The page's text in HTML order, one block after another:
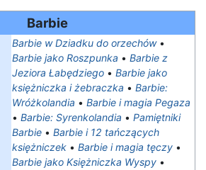
Barbie
Barbie w Dziadku do orzechów•
Barbie jako Roszpunka • Barbie z
Jeziora Łabędziego • Barbie jako
księżniczka i żebraczka • Barbie:
Wróżkolandia • Barbie i magia Pegaza
• Barbie: Syrenkolandia • Pamiętniki
Barbie • Barbie i 12 tańczących
księżniczek • Barbie i magia tęczy •
Barbie jako Księżniczka Wyspy •